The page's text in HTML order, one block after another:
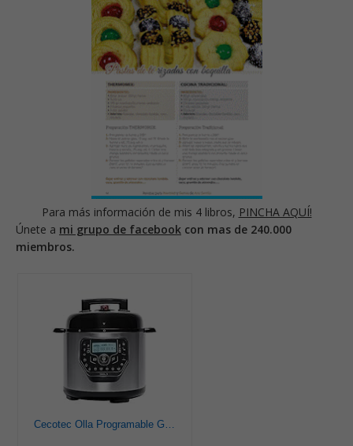
Para más información de mis 4 libros, PINCHA AQUÍ!
Únete a mi grupo de facebook con mas de 240.000
miembros.
Cecotec Olla Programable GM Modelo H Deluxe. Programable 24 horas, Capacidad 6 litros,Sistema de cocción inteligente, Función báscula,Temperatura ajustable, Presión ajustable